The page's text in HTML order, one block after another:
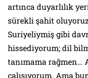
artınca duyarlılık
sürekli şahit
Suriyeliymiş gibi
hissediyorum; dil
tanımama rağmen…
çalışıyorum. Ama